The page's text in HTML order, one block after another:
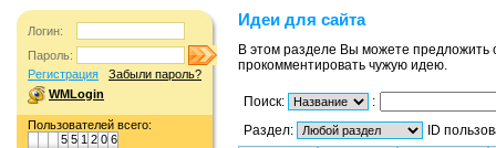
Логин:
Пароль:
Регистрация
Забыли пароль?
WMLogin
Пользователей всего:
5 5 1 2 0 6
Идеи для сайта
В этом разделе Вы можете
прокомментировать чужую идею.
Поиск:
:
Раздел:
ID